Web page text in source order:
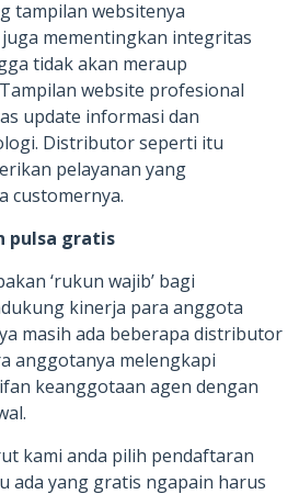
tampilan websitenya
mementingkan integritas
tidak akan meraup
website profesional
update informasi dan
Distributor seperti itu
pelayanan yang
customernya.
pulsa gratis
‘rukun wajib’ bagi
kinerja para anggota
masih ada beberapa distributor
anggotanya melengkapi
keanggotaan agen dengan
kami anda pilih pendaftaran
ada yang gratis ngapain harus